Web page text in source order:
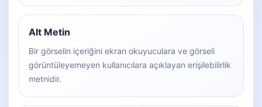
Alt Metin
Bir görselin içeriğini ekran okuyuculara ve görseli
görüntüleyemeyen kullanıcılara açıklayan erişilebilirlik
metnidir.